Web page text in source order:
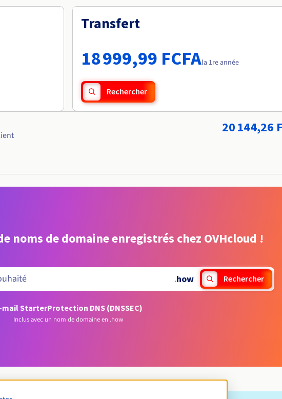
Transfert
18 999,99 FCFAla 1re année
Rechercher
20 144,26
noms de domaine enregistrés chez OVHcloud !
.how Rechercher
mail StarterProtection DNS (DNSSEC)
Inclus avec un nom de domaine en .how